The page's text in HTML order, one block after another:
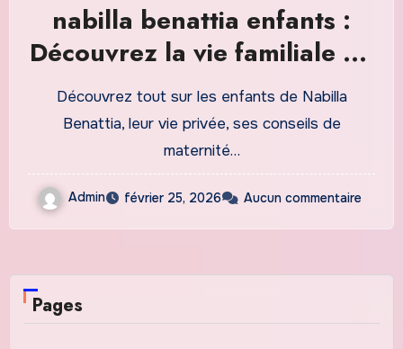
nabilla benattia enfants :
Découvrez la vie familiale de
la présentatrice en 2026
Découvrez tout sur les enfants de Nabilla
Benattia, leur vie privée, ses conseils de
maternité…
Admin février 25, 2026 Aucun commentaire
Pages